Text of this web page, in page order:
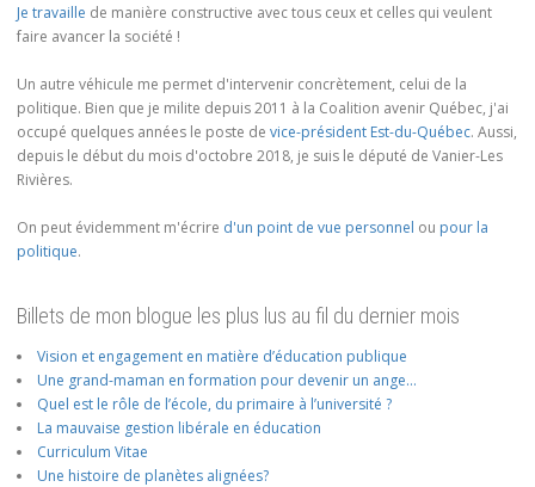
Je travaille de manière constructive avec tous ceux et celles qui veulent
faire avancer la société !
Un autre véhicule me permet d'intervenir concrètement, celui de la
politique. Bien que je milite depuis 2011 à la Coalition avenir Québec, j'ai
occupé quelques années le poste de vice-président Est-du-Québec. Aussi,
depuis le début du mois d'octobre 2018, je suis le député de Vanier-Les
Rivières.
On peut évidemment m'écrire d'un point de vue personnel ou pour la
politique.
Billets de mon blogue les plus lus au fil du dernier mois
Vision et engagement en matière d’éducation publique
Une grand-maman en formation pour devenir un ange…
Quel est le rôle de l’école, du primaire à l’université ?
La mauvaise gestion libérale en éducation
Curriculum Vitae
Une histoire de planètes alignées?